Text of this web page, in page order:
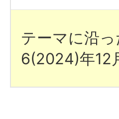
テーマに沿
6(2024)年12